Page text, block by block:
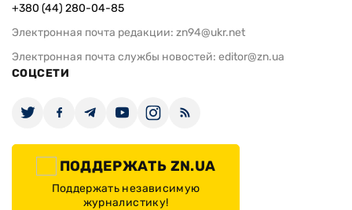
+380 (44) 280-04-85
Электронная почта редакции: zn94@ukr.net
Электронная почта службы новостей: editor@zn.ua
СОЦСЕТИ
ПОДДЕРЖАТЬ ZN.UA
Поддержать независимую
журналистику!